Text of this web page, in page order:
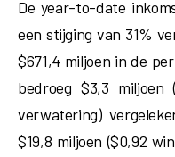
De year-to-date
een stijging van 31%
$671,4 miljoen in de
bedroeg $3,3 miljoen
verwatering)
$19,8 miljoen ($0,92